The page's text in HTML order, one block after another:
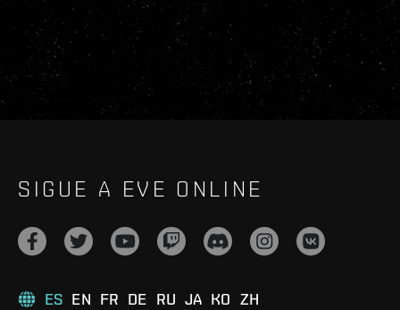
SIGUE A EVE ONLINE
ES EN FR DE RU JA KO ZH